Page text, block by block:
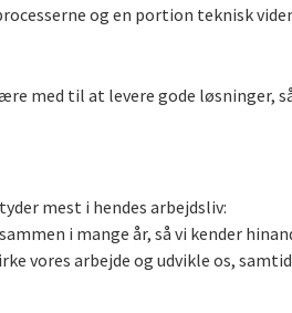
og en portion teknisk
med til at levere gode løsninger,
mest i hendes arbejdsliv:
i mange år, så vi kender
vores arbejde og udvikle os,